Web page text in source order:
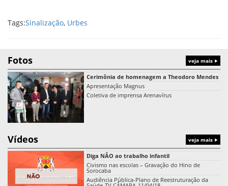
Tags:Sinalização, Urbes
Fotos veja mais
Cerimônia de homenagem a Theodoro Mendes
Apresentação Magnus
Coletiva de imprensa Arenavírus
Vídeos veja mais
Diga NÃO ao trabalho infantil
Civismo nas escolas – Gravação do Hino de
Sorocaba
Audiência Pública-Plano de Reestruturação da